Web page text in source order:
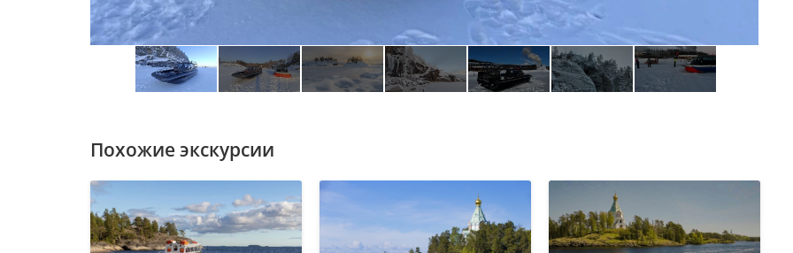
Автор: © LONGTAILDOG / Depositphotos
Похожие экскурсии